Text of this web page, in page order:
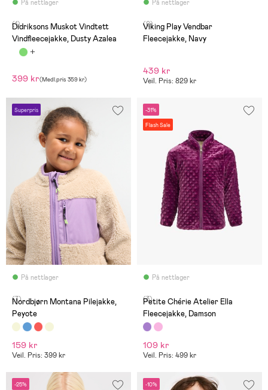
På nettlager
(1)
Didriksons Muskot Vindtett
Vindfleecejakke, Dusty Azalea
399 kr(Medl.pris 359 kr)
På nettlager
(0)
Viking Play Vendbar
Fleecejakke, Navy
439 kr
Veil. Pris: 829 kr
Superpris
På nettlager
(7)
Nordbjørn Montana Pilejakke,
Peyote
159 kr
Veil. Pris: 399 kr
-31%
Flash Sale
På nettlager
(3)
Petite Chérie Atelier Ella
Fleecejakke, Damson
109 kr
Veil. Pris: 499 kr
-25% -10%